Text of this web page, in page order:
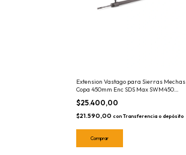
Extension Vastago para Sierras Mechas
Copa 450mm Enc SDS Max SWM450
Hamilton Con Mecha Guia
$25.400,00
$21.590,00 con Transferencia o depósito